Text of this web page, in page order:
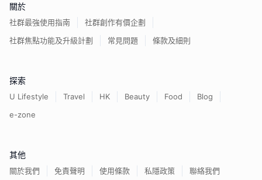
關於
社群最強使用指南
社群創作有價企劃
社群焦點功能及升級計劃
常見問題 條款及細則
探索
U Lifestyle Travel HK Beauty Food
Blog
e-zone
其他
關於我們 免責聲明 使用條款 私隱政策 聯絡我們